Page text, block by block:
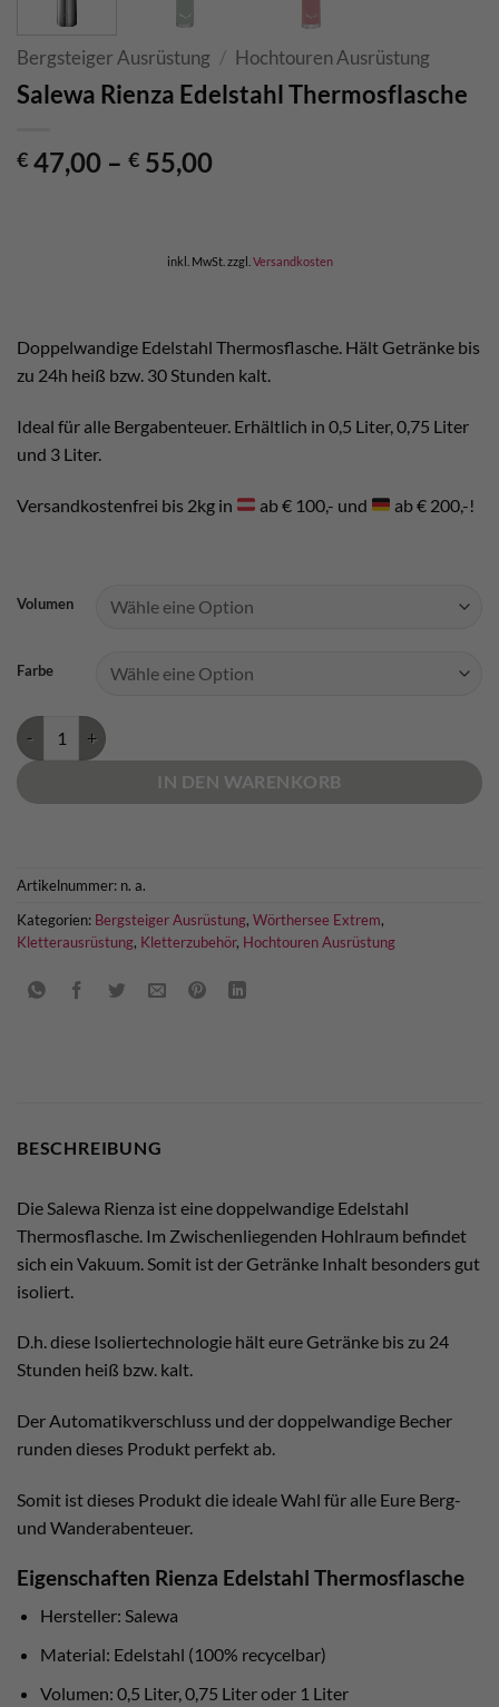
Bergsteiger Ausrüstung / Hochtouren Ausrüstung
Salewa Rienza Edelstahl Thermosflasche
€ 47,00 – € 55,00
inkl. MwSt. zzgl. Versandkosten
Doppelwandige Edelstahl Thermosflasche. Hält Getränke bis
zu 24h heiß bzw. 30 Stunden kalt.
Ideal für alle Bergabenteuer. Erhältlich in 0,5 Liter, 0,75 Liter
und 3 Liter.
Versandkostenfrei bis 2kg in ab € 100,- und ab € 200,-!
Volumen
Farbe
Salewa Rienza Edelstahl Thermosflasche Menge
IN DEN WARENKORB
Artikelnummer: n. a.
Kategorien: Bergsteiger Ausrüstung, Wörthersee Extrem,
Kletterausrüstung, Kletterzubehör, Hochtouren Ausrüstung
BESCHREIBUNG
Die Salewa Rienza ist eine doppelwandige Edelstahl
Thermosflasche. Im Zwischenliegenden Hohlraum befindet
sich ein Vakuum. Somit ist der Getränke Inhalt besonders gut
isoliert.
D.h. diese Isoliertechnologie hält eure Getränke bis zu 24
Stunden heiß bzw. kalt.
Der Automatikverschluss und der doppelwandige Becher
runden dieses Produkt perfekt ab.
Somit ist dieses Produkt die ideale Wahl für alle Eure Berg-
und Wanderabenteuer.
Eigenschaften Rienza Edelstahl Thermosflasche
Hersteller: Salewa
Material: Edelstahl (100% recycelbar)
Volumen: 0,5 Liter, 0,75 Liter oder 1 Liter